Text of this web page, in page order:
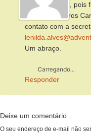
É possível sim,
Clubes de outros
contato com a
Um abraço.
Carregando...
Responder
Deixe um comentário
O seu endereço de e-mail não